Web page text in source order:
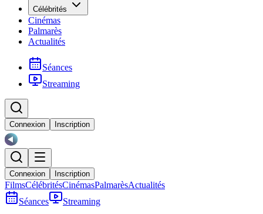
Célébrités
Cinémas
Palmarès
Actualités
Séances
Streaming
Connexion Inscription
Connexion Inscription
FilmsCélébritésCinémasPalmarèsActualités
Séances
Streaming